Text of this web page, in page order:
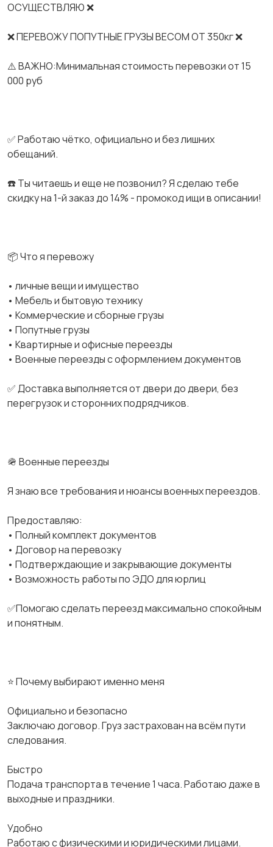
ОСУЩЕСТВЛЯЮ ❌
❌ ПЕРЕВОЖУ ПОПУТНЫЕ ГРУЗЫ ВЕСОМ ОТ 350кг ❌
⚠️ ВАЖНО:Минимальная стоимость перевозки от 15
000 руб
✅ Работаю чётко, официально и без лишних
обещаний.
☎️ Ты читаешь и еще не позвонил? Я сделаю тебе
скидку на 1-й заказ до 14% - промокод ищи в описании!
📦 Что я перевожу
• личные вещи и имущество
• Мебель и бытовую технику
• Коммерческие и сборные грузы
• Попутные грузы
• Квартирные и офисные переезды
• Военные переезды с оформлением документов
✅ Доставка выполняется от двери до двери, без
перегрузок и сторонних подрядчиков.
🪖 Военные переезды
Я знаю все требования и нюансы военных переездов.
Предоставляю:
• Полный комплект документов
• Договор на перевозку
• Подтверждающие и закрывающие документы
• Возможность работы по ЭДО для юрлиц
✅Помогаю сделать переезд максимально спокойным
и понятным.
⭐ Почему выбирают именно меня
Официально и безопасно
Заключаю договор. Груз застрахован на всём пути
следования.
Быстро
Подача транспорта в течение 1 часа. Работаю даже в
выходные и праздники.
Удобно
Работаю с физическими и юридическими лицами.